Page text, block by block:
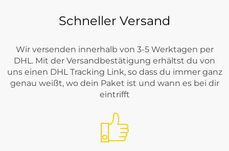
Schneller Versand
Wir versenden innerhalb von 3-5 Werktagen per
DHL. Mit der Versandbestätigung erhältst du von
uns einen DHL Tracking Link, so dass du immer ganz
genau weißt, wo dein Paket ist und wann es bei dir
eintrifft